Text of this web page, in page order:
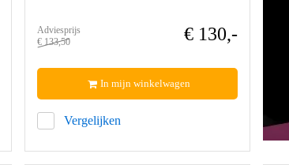
Adviesprijs
€ 133,50
€ 130,-
Vergelijken
In mijn winkelwagen